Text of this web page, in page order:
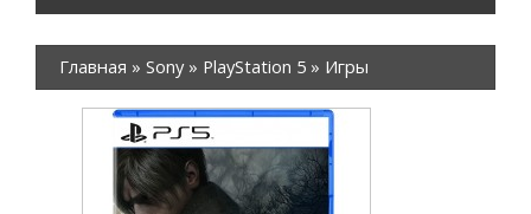
Главная » Sony » PlayStation 5 » Игры